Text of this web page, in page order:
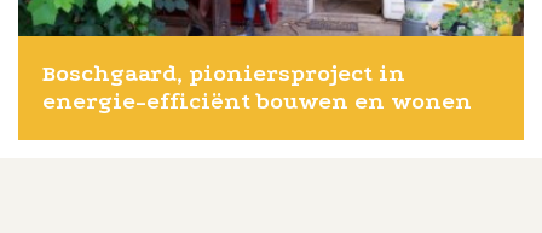
Boschgaard, pioniersproject in
energie-efficiënt bouwen en wonen